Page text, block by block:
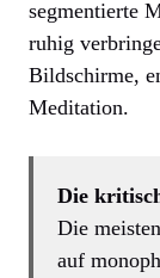
segmentierte
ruhig
Bildschirme,
Meditation.
Die
Die
auf